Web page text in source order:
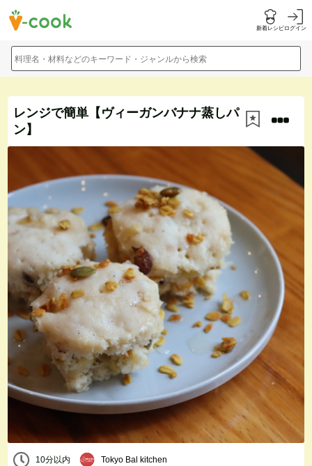
新着レシピログイン
料理名・材料などのキーワード・ジャンルから検索
レンジで簡単【ヴィーガンバナナ蒸しパ
ン】
10分以内 Tokyo Bal kitchen